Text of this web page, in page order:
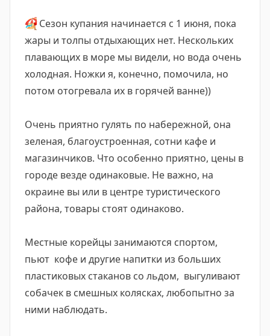
🏖Сезон купания начинается с 1 июня, пока
жары и толпы отдыхающих нет. Нескольких
плавающих в море мы видели, но вода очень
холодная. Ножки я, конечно, помочила, но
потом отогревала их в горячей ванне))
Очень приятно гулять по набережной, она
зеленая, благоустроенная, сотни кафе и
магазинчиков. Что особенно приятно, цены в
городе везде одинаковые. Не важно, на
окраине вы или в центре туристического
района, товары стоят одинаково.
Местные корейцы занимаются спортом,
пьют кофе и другие напитки из больших
пластиковых стаканов со льдом, выгуливают
собачек в смешных колясках, любопытно за
ними наблюдать.